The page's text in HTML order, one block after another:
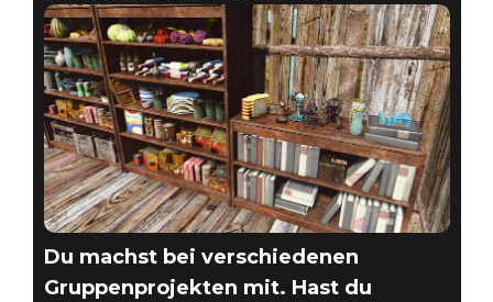
Du machst bei verschiedenen
Gruppenprojekten mit. Hast du